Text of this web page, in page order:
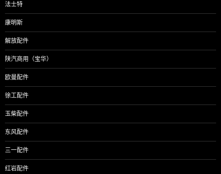
法士特
康明斯
解放配件
陕汽商用（宝华）
欧曼配件
徐工配件
玉柴配件
东风配件
三一配件
红岩配件